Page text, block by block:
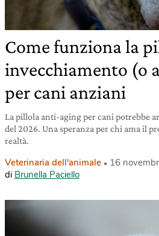
Come funziona la
invecchiamento (o
per cani anziani
La pillola anti-aging per cani potrebbe
del 2026. Una speranza per chi ama il
realtà.
Veterinaria dell'animale
16
di Brunella Paciello